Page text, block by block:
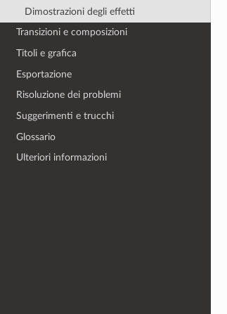
Dimostrazioni degli effetti
Transizioni e composizioni
Titoli e grafica
Esportazione
Risoluzione dei problemi
Suggerimenti e trucchi
Glossario
Ulteriori informazioni